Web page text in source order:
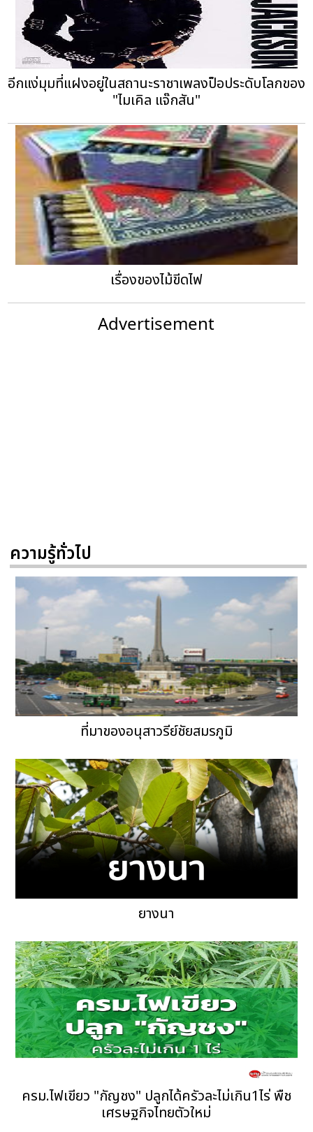
อีกแง่มุมที่แฝงอยู่ในสถานะราชาเพลงป็อประดับโลกของ
"ไมเคิล แจ๊กสัน"
เรื่องของไม้ขีดไฟ
Advertisement
ความรู้ทั่วไป
ที่มาของอนุสาวรีย์ชัยสมรภูมิ
ยางนา
ครม.ไฟเขียว "กัญชง" ปลูกได้ครัวละไม่เกิน1ไร่ พืช
เศรษฐกิจไทยตัวใหม่